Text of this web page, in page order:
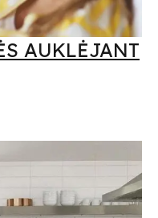
AUKLĖJANT